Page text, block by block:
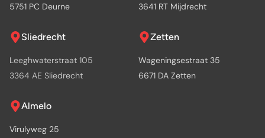
5751 PC Deurne
3641 RT Mijdrecht
Sliedrecht
Leeghwaterstraat 105
3364 AE Sliedrecht
Zetten
Wageningsestraat 35
6671 DA Zetten
Almelo
Virulyweg 25